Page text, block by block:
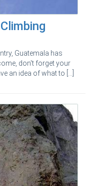
Guatemala has
don't forget your
an idea of what to [...]